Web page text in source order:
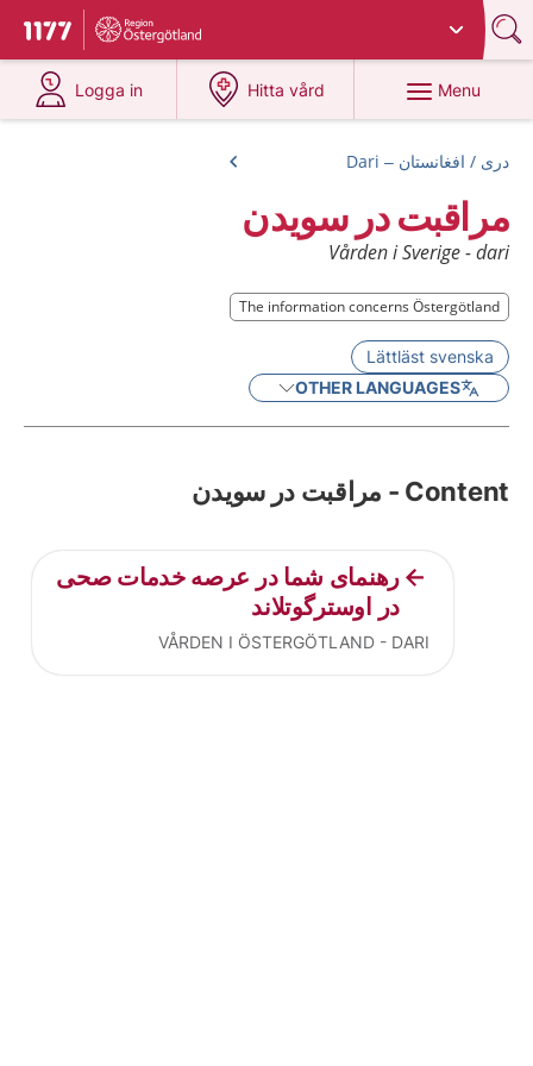
To start page for 1177
Du har valt region
Logga in
at 1177.se
Hitta vård
at 1177.se
Menu
درى / افغانستان – Dari
مراقبت در سویدن
Vården i Sverige - dari
The information concerns Östergötland
The information concerns Östergötland
Lättläst svenska
OTHER LANGUAGES
Content - مراقبت در سویدن
رهنمای شما در عرصه خدمات صحی
در اوسترگوتلاند
VÅRDEN I ÖSTERGÖTLAND - DARI